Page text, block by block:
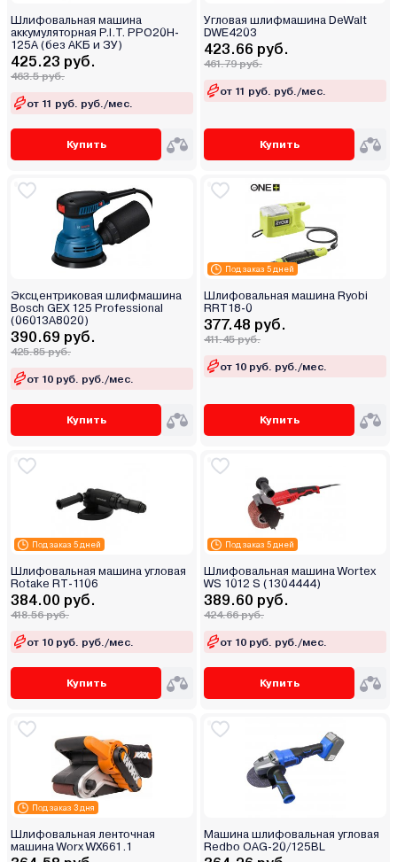
Шлифовальная машина
аккумуляторная P.I.T. PPO20H-
125A (без АКБ и ЗУ)
425.23 руб.
463.5 руб.
от 11 руб. руб./мес.
Купить
Угловая шлифмашина DeWalt
DWE4203
423.66 руб.
461.79 руб.
от 11 руб. руб./мес.
Купить
Эксцентриковая шлифмашина
Bosch GEX 125 Professional
(06013A8020)
390.69 руб.
425.85 руб.
от 10 руб. руб./мес.
Купить
Под заказ 5 дней
Шлифовальная машина Ryobi
RRT18-0
377.48 руб.
411.45 руб.
от 10 руб. руб./мес.
Купить
Под заказ 5 дней
Шлифовальная машина угловая
Rotake RT-1106
384.00 руб.
418.56 руб.
от 10 руб. руб./мес.
Купить
Под заказ 5 дней
Шлифовальная машина Wortex
WS 1012 S (1304444)
389.60 руб.
424.66 руб.
от 10 руб. руб./мес.
Купить
Под заказ 3 дня
Шлифовальная ленточная
машина Worx WX661.1
Машина шлифовальная угловая
Redbo OAG-20/125BL